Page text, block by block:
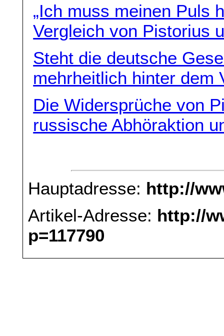
„Ich muss meinen Puls
Vergleich von Pistorius
Steht die deutsche
mehrheitlich hinter dem
Die Widersprüche von
russische Abhöraktion
Hauptadresse: http://
Artikel-Adresse: http://
p=117790